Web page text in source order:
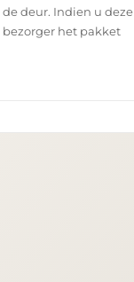
deur. Indien u deze
het pakket